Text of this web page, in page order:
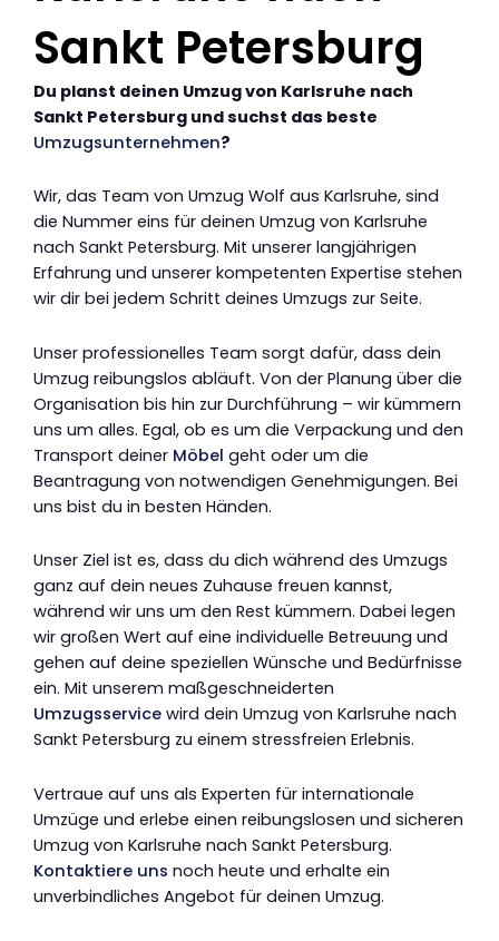
Sankt Petersburg
Du planst deinen Umzug von Karlsruhe nach
Sankt Petersburg und suchst das beste
Umzugsunternehmen?
Wir, das Team von Umzug Wolf aus Karlsruhe, sind
die Nummer eins für deinen Umzug von Karlsruhe
nach Sankt Petersburg. Mit unserer langjährigen
Erfahrung und unserer kompetenten Expertise stehen
wir dir bei jedem Schritt deines Umzugs zur Seite.
Unser professionelles Team sorgt dafür, dass dein
Umzug reibungslos abläuft. Von der Planung über die
Organisation bis hin zur Durchführung – wir kümmern
uns um alles. Egal, ob es um die Verpackung und den
Transport deiner Möbel geht oder um die
Beantragung von notwendigen Genehmigungen. Bei
uns bist du in besten Händen.
Unser Ziel ist es, dass du dich während des Umzugs
ganz auf dein neues Zuhause freuen kannst,
während wir uns um den Rest kümmern. Dabei legen
wir großen Wert auf eine individuelle Betreuung und
gehen auf deine speziellen Wünsche und Bedürfnisse
ein. Mit unserem maßgeschneiderten
Umzugsservice wird dein Umzug von Karlsruhe nach
Sankt Petersburg zu einem stressfreien Erlebnis.
Vertraue auf uns als Experten für internationale
Umzüge und erlebe einen reibungslosen und sicheren
Umzug von Karlsruhe nach Sankt Petersburg.
Kontaktiere uns noch heute und erhalte ein
unverbindliches Angebot für deinen Umzug.